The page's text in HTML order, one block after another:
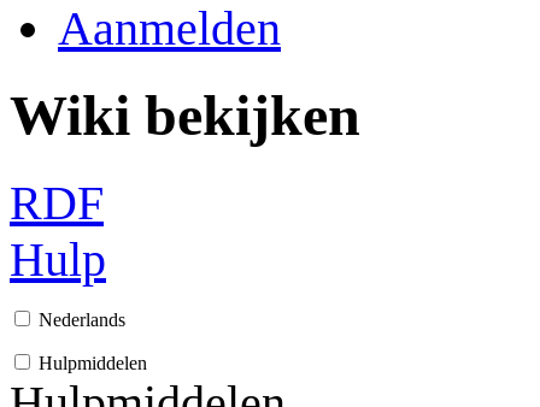
Aanmelden
Wiki bekijken
RDF
Hulp
Nederlands
Hulpmiddelen